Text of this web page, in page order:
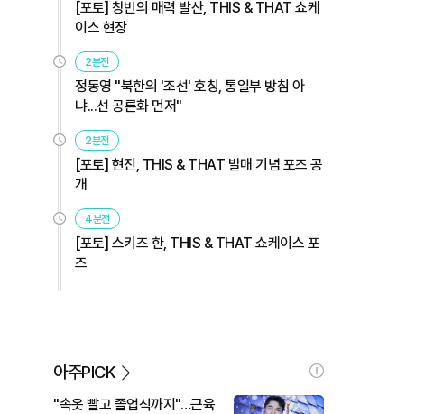
[포토] 창빈의 매력 발산, THIS & THAT 쇼케
이스 현장
2분전
정동영 "북한의 '조선' 호칭, 통일부 방침 아
냐...선 공론화 먼저"
2분전
[포토] 현진, THIS & THAT 발매 기념 포즈 공
개
4분전
[포토] 스키즈 한, THIS & THAT 쇼케이스 포
즈
아주PICK
"속옷 빨고 졸업식까지"…근육